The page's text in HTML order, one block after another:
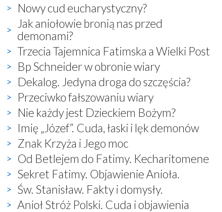
Nowy cud eucharystyczny?
Jak aniołowie bronią nas przed
demonami?
Trzecia Tajemnica Fatimska a Wielki Post
Bp Schneider w obronie wiary
Dekalog. Jedyna droga do szczęścia?
Przeciwko fałszowaniu wiary
Nie każdy jest Dzieckiem Bożym?
Imię „Józef”. Cuda, łaski i lęk demonów
Znak Krzyża i Jego moc
Od Betlejem do Fatimy. Kecharitomene
Sekret Fatimy. Objawienie Anioła.
Św. Stanisław. Fakty i domysły.
Anioł Stróż Polski. Cuda i objawienia